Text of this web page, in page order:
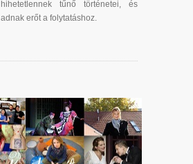
hihetetlennek tűnő történetei, és
adnak erőt a folytatáshoz.